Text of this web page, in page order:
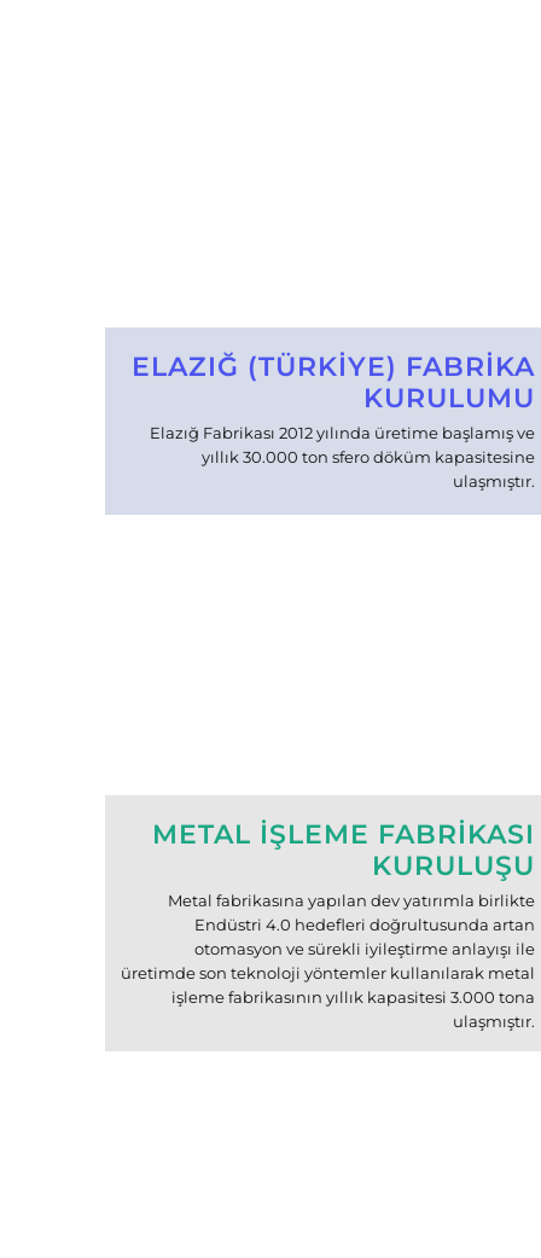
ELAZIĞ (TÜRKİYE) FABRİKA
KURULUMU
Elazığ Fabrikası 2012 yılında üretime başlamış ve
yıllık 30.000 ton sfero döküm kapasitesine
ulaşmıştır.
METAL İŞLEME FABRİKASI
KURULUŞU
Metal fabrikasına yapılan dev yatırımla birlikte
Endüstri 4.0 hedefleri doğrultusunda artan
otomasyon ve sürekli iyileştirme anlayışı ile
üretimde son teknoloji yöntemler kullanılarak metal
işleme fabrikasının yıllık kapasitesi 3.000 tona
ulaşmıştır.